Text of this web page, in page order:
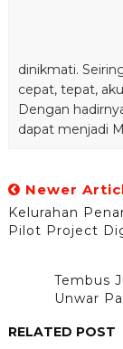
dinikmati.
cepat, tepat,
Dengan
dapat menjadi
Newer
Kelurahan
Pilot Project
Tembus
Unwar
RELATED POST